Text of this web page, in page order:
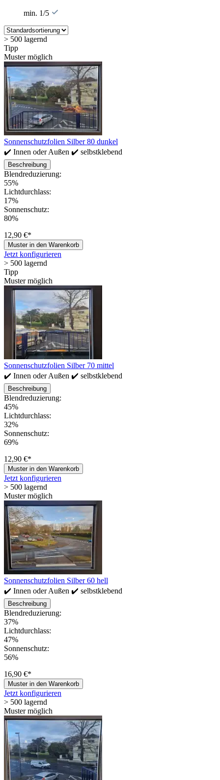
min. 1/5
> 500 lagernd
Tipp
Muster möglich
Sonnenschutzfolien Silber 80 dunkel
✔️ Innen oder Außen ✔️ selbstklebend
Beschreibung
Blendreduzierung:
55%
Lichtdurchlass:
17%
Sonnenschutz:
80%
12,90 €*
Muster in den Warenkorb
Jetzt konfigurieren
> 500 lagernd
Tipp
Muster möglich
Sonnenschutzfolien Silber 70 mittel
✔️ Innen oder Außen ✔️ selbstklebend
Beschreibung
Blendreduzierung:
45%
Lichtdurchlass:
32%
Sonnenschutz:
69%
12,90 €*
Muster in den Warenkorb
Jetzt konfigurieren
> 500 lagernd
Muster möglich
Sonnenschutzfolien Silber 60 hell
✔️ Innen oder Außen ✔️ selbstklebend
Beschreibung
Blendreduzierung:
37%
Lichtdurchlass:
47%
Sonnenschutz:
56%
16,90 €*
Muster in den Warenkorb
Jetzt konfigurieren
> 500 lagernd
Muster möglich